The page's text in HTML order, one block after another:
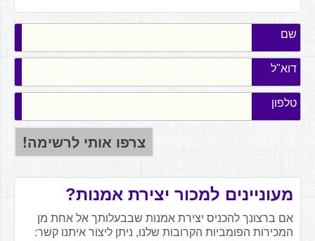
שם
דוא"ל
טלפון
מעוניינים למכור יצירת אמנות?
אם ברצונך להכניס יצירת אמנות שבבעלותך אל אחת מן
המכירות הפומביות הקרובות שלנו, ניתן ליצור איתנו קשר: